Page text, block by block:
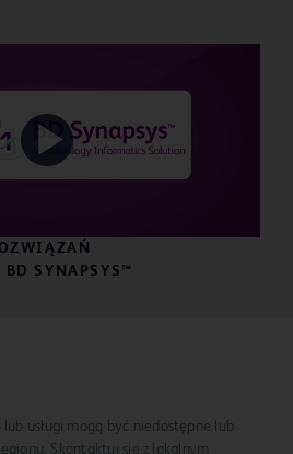
Play
BD SYNAPSYS™
usługi mogą być niedostępne lub
Skontaktuj się z lokalnym